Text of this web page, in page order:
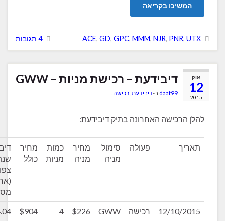
בקריאה
ACE,GD ,GPC,MMM,NJR, 4 תגובות
דיבידעת – רכישת מניות – GWW
daat99ב-דיבידעת,רכישה.
האחרונה בתיק דיבידעת:
פעולה
סימול
מחיר
מניה
כמות
מניות
מחיר
כולל
דיבידנד
שנתי
12/10/ רכישה GWW
$226
4
$904
$14.04